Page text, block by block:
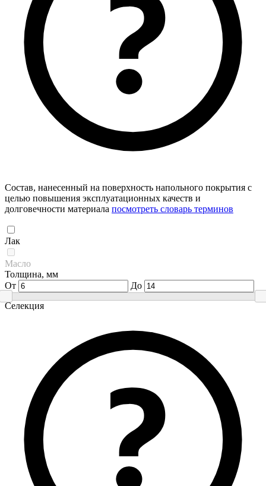
Состав, нанесенный на поверхность напольного покрытия с
целью повышения эксплуатационных качеств и
долговечности материала посмотреть словарь терминов
Лак
Масло
Толщина, мм
От
До
Селекция